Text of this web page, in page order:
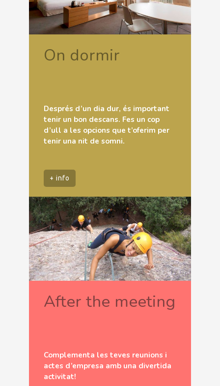
On dormir
Després d’un dia dur, és important
tenir un bon descans. Fes un cop
d’ull a les opcions que t’oferim per
tenir una nit de somni.
+ info
After the meeting
Complementa les teves reunions i
actes d’empresa amb una divertida
activitat!